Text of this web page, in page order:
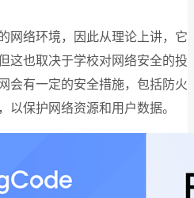
网络环境，因此从理论上讲，它
这也取决于学校对网络安全的投
会有一定的安全措施，包括防火
以保护网络资源和用户数据。